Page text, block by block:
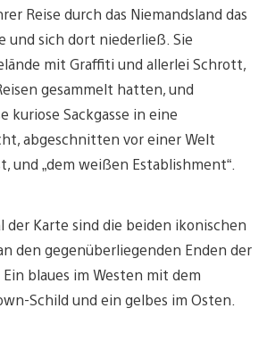
Reise durch das Niemandsland das
und sich dort niederließ. Sie
mit Graffiti und allerlei Schrott,
gesammelt hatten, und
kuriose Sackgasse in eine
abgeschnitten vor einer Welt
und „dem weißen Establishment“.
der Karte sind die beiden ikonischen
den gegenüberliegenden Enden der
blaues im Westen mit dem
Schild und ein gelbes im Osten.